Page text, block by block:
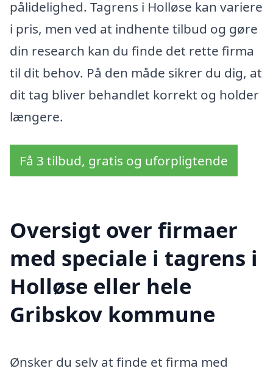
pålidelighed. Tagrens i Holløse kan variere
i pris, men ved at indhente tilbud og gøre
din research kan du finde det rette firma
til dit behov. På den måde sikrer du dig, at
dit tag bliver behandlet korrekt og holder
længere.
Få 3 tilbud, gratis og uforpligtende
Oversigt over firmaer
med speciale i tagrens i
Holløse eller hele
Gribskov kommune
Ønsker du selv at finde et firma med